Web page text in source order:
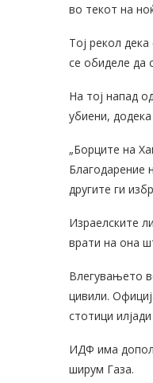
во текот на
Тој рекол
се обиделе да
На тој напад
убиени,
„Борците на
Благодарение
другите ги
Израелските
врати на она
Влегувањето
цивили.
стотици
ИДФ има
ширум Газа.